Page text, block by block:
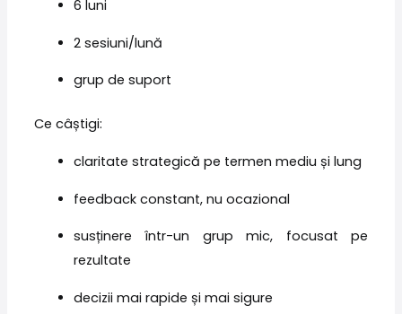
6 luni
2 sesiuni/lună
grup de suport
Ce câștigi:
claritate strategică pe termen mediu și lung
feedback constant, nu ocazional
susținere într-un grup mic, focusat pe
rezultate
decizii mai rapide și mai sigure